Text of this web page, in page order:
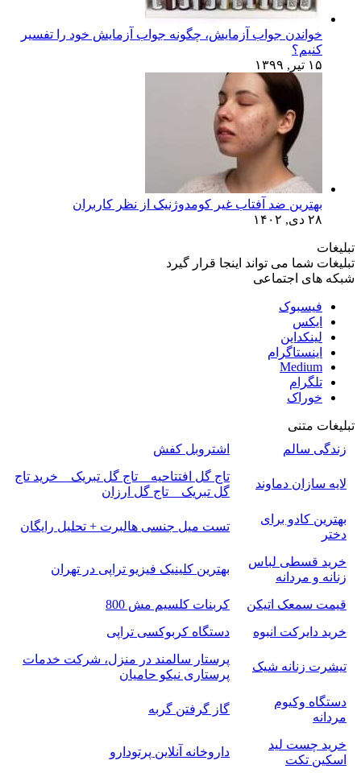
خواندن جواب آزمایش، چگونه جواب آزمایش خود را تفسیر
کنیم؟
۱۵ تیر, ۱۳۹۹
بهترین ضد آفتاب غیر کومدوژنیک از نظر کاربران
۲۸ دی, ۱۴۰۲
تبلیغات
تبلیغات شما می تواند اینجا قرار گیرد
شبکه های اجتماعی
فیسبوک
ایکس
لینکداین
اینستاگرام
Medium
تلگرام
خوراک
تبلیغات متنی
زندگی سالم
اشتروبل کفش
لایه سازان دماوند
تاج گل افتتاحیه _ تاج گل تبریک _ خرید تاج
گل تبریک _ تاج گل ارزان
بهترین کادو برای
دختر
تست میل جنسی هالبرت + تحلیل رایگان
خرید قسطی لباس
زنانه و مردانه
بهترین کلینیک فیزیو تراپی در تهران
قیمت سمعک اتیکن
کربنات کلسیم مش 800
خرید دایرکت انبوه
دستگاه کربوکسی تراپی
تیشرت زنانه شیک
پرستار سالمند در منزل، شرکت خدمات
پرستاری نیکو حامیان
دستگاه وکیوم
مردانه
گاز گرفتن گربه
خرید چست لید
اسکین تکت
داروخانه آنلاین پرتودارو